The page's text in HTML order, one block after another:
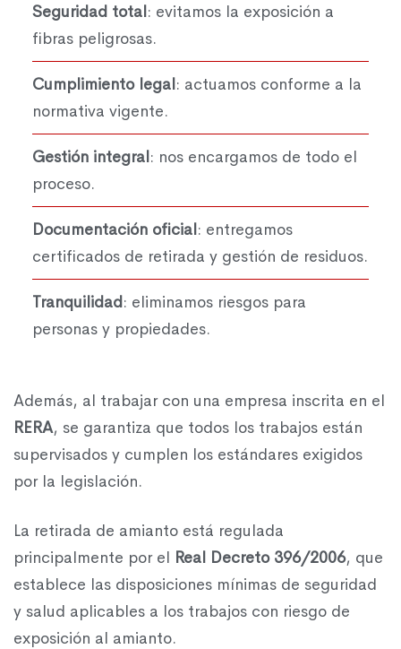
Seguridad total: evitamos la exposición a
fibras peligrosas.
Cumplimiento legal: actuamos conforme a la
normativa vigente.
Gestión integral: nos encargamos de todo el
proceso.
Documentación oficial: entregamos
certificados de retirada y gestión de residuos.
Tranquilidad: eliminamos riesgos para
personas y propiedades.
Además, al trabajar con una empresa inscrita en el
RERA, se garantiza que todos los trabajos están
supervisados y cumplen los estándares exigidos
por la legislación.
La retirada de amianto está regulada
principalmente por el Real Decreto 396/2006, que
establece las disposiciones mínimas de seguridad
y salud aplicables a los trabajos con riesgo de
exposición al amianto.